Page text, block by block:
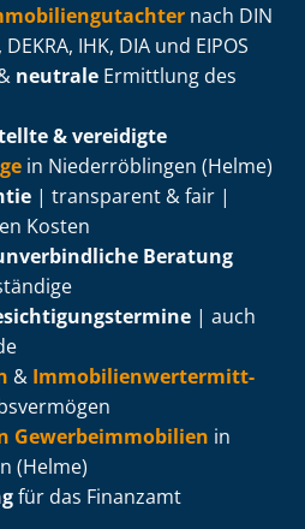
nach DIN
IHK, DIA und EIPOS
neutrale Ermittlung des
& vereidigte
in Niederröblingen (Helme)
| transparent & fair |
Kosten
Beratung
| auch
& Im­mo­bi­li­en­wert­ermitt­
Ge­wer­be­im­mo­bi­li­en in
(Helme)
für das Finanzamt